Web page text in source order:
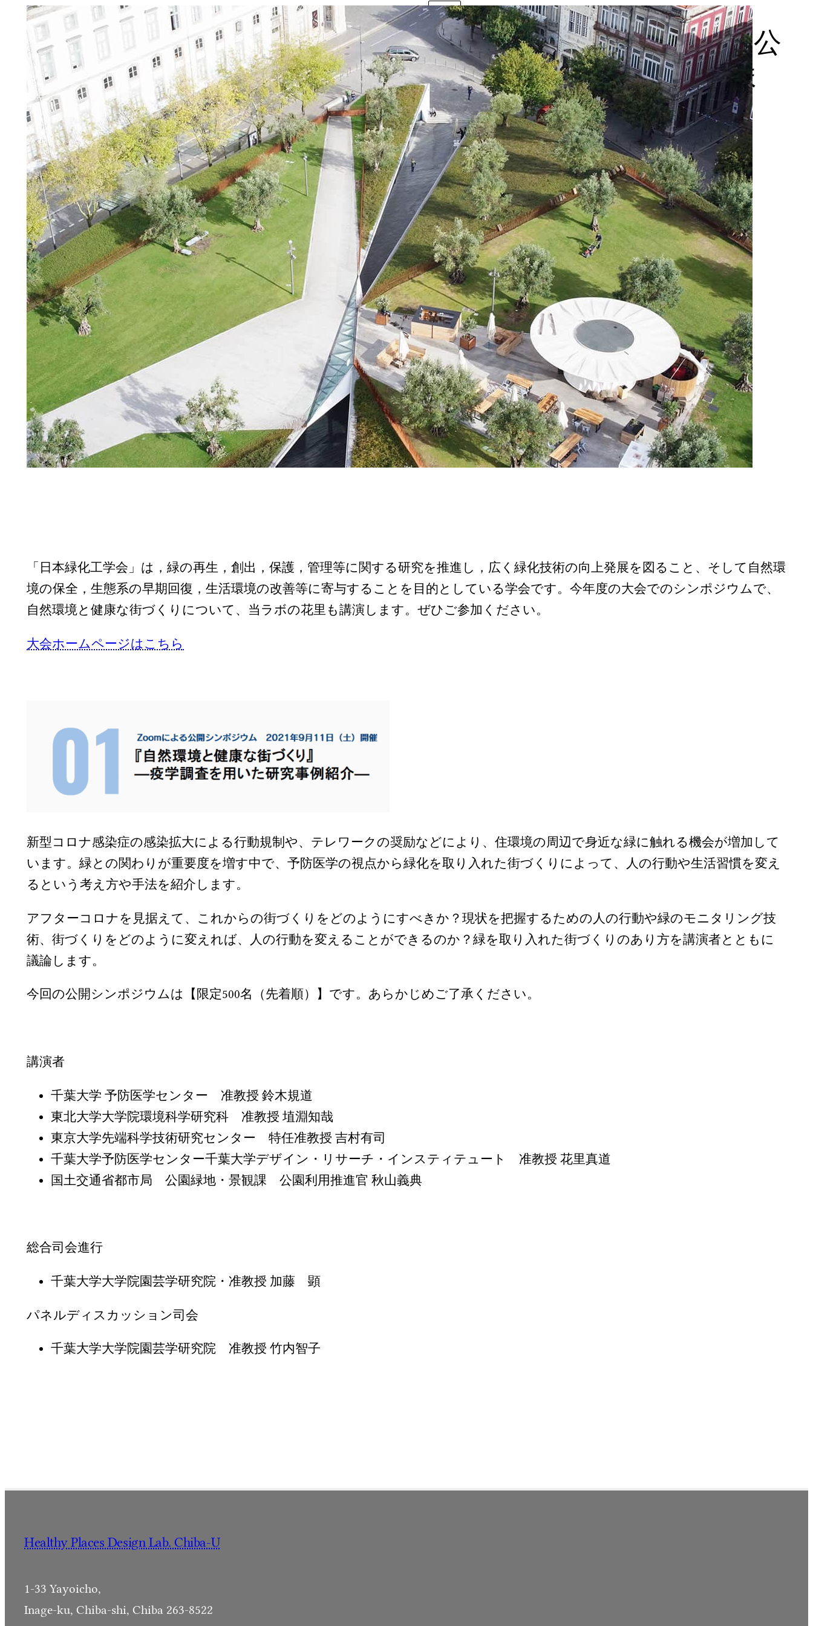
News
第52回緑化工学会大会での公
開シンポジウムで講演しま
す。
「日本緑化工学会」は，緑の再生，創出，保護，管理等に関する研究を推進し，広く緑化技術の向上発展を図ること、そして自然環
境の保全，生態系の早期回復，生活環境の改善等に寄与することを目的としている学会です。今年度の大会でのシンポジウムで、
自然環境と健康な街づくりについて、当ラボの花里も講演します。ぜひご参加ください。
大会ホームページはこちら
新型コロナ感染症の感染拡大による行動規制や、テレワークの奨励などにより、住環境の周辺で身近な緑に触れる機会が増加して
います。緑との関わりが重要度を増す中で、予防医学の視点から緑化を取り入れた街づくりによって、人の行動や生活習慣を変え
るという考え方や手法を紹介します。
アフターコロナを見据えて、これからの街づくりをどのようにすべきか？現状を把握するための人の行動や緑のモニタリング技
術、街づくりをどのように変えれば、人の行動を変えることができるのか？緑を取り入れた街づくりのあり方を講演者とともに
議論します。
今回の公開シンポジウムは【限定500名（先着順）】です。あらかじめご了承ください。
講演者
千葉大学 予防医学センター 准教授 鈴木規道
東北大学大学院環境科学研究科 准教授 埴淵知哉
東京大学先端科学技術研究センター 特任准教授 吉村有司
千葉大学予防医学センター千葉大学デザイン・リサーチ・インスティテュート 准教授 花里真道
国土交通省都市局 公園緑地・景観課 公園利用推進官 秋山義典
総合司会進行
千葉大学大学院園芸学研究院・准教授 加藤 顕
パネルディスカッション司会
千葉大学大学院園芸学研究院 准教授 竹内智子
Healthy Places Design Lab. Chiba-U
1-33 Yayoicho,
Inage-ku, Chiba-shi, Chiba 263-8522